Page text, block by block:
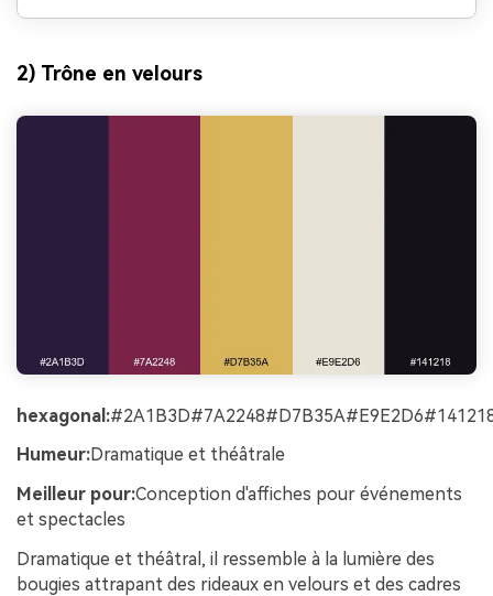
2) Trône en velours
hexagonal:
Humeur:Dramatique et théâtrale
Meilleur pour:Conception d'affiches pour événements
et spectacles
Dramatique et théâtral, il ressemble à la lumière des
bougies attrapant des rideaux en velours et des cadres